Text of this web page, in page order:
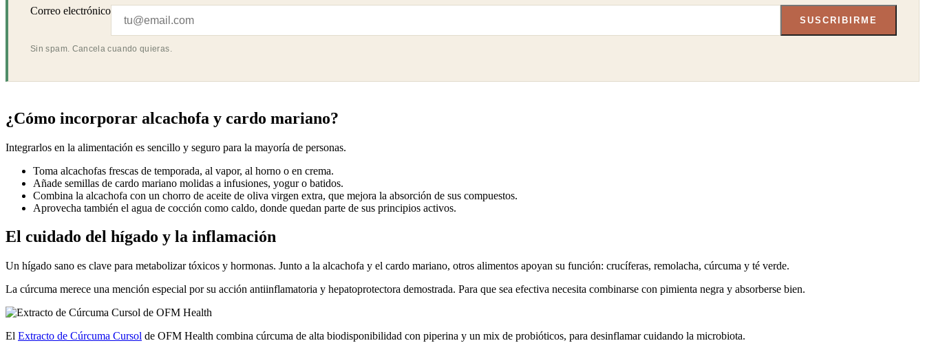
Correo electrónico
SUSCRIBIRME
Sin spam. Cancela cuando quieras.
¿Cómo incorporar alcachofa y cardo mariano?
Integrarlos en la alimentación es sencillo y seguro para la mayoría de personas.
Toma alcachofas frescas de temporada, al vapor, al horno o en crema.
Añade semillas de cardo mariano molidas a infusiones, yogur o batidos.
Combina la alcachofa con un chorro de aceite de oliva virgen extra, que mejora la absorción de sus compuestos.
Aprovecha también el agua de cocción como caldo, donde quedan parte de sus principios activos.
El cuidado del hígado y la inflamación
Un hígado sano es clave para metabolizar tóxicos y hormonas. Junto a la alcachofa y el cardo mariano, otros alimentos apoyan su función: crucíferas, remolacha, cúrcuma y té verde.
La cúrcuma merece una mención especial por su acción antiinflamatoria y hepatoprotectora demostrada. Para que sea efectiva necesita combinarse con pimienta negra y absorberse bien.
El Extracto de Cúrcuma Cursol de OFM Health combina cúrcuma de alta biodisponibilidad con piperina y un mix de probióticos, para desinflamar cuidando la microbiota.